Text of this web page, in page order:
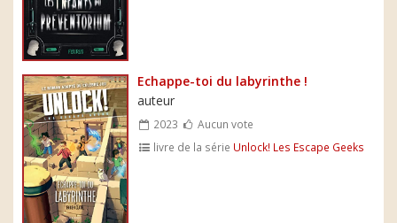
Echappe-toi du labyrinthe !
auteur
2023
Aucun vote
livre de la série Unlock! Les Escape Geeks